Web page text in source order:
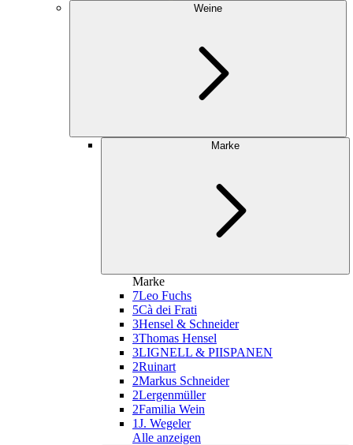
Weine
Marke
Marke
7Leo Fuchs
5Cà dei Frati
3Hensel & Schneider
3Thomas Hensel
3LIGNELL & PIISPANEN
2Ruinart
2Markus Schneider
2Lergenmüller
2Familia Wein
1J. Wegeler
Alle anzeigen